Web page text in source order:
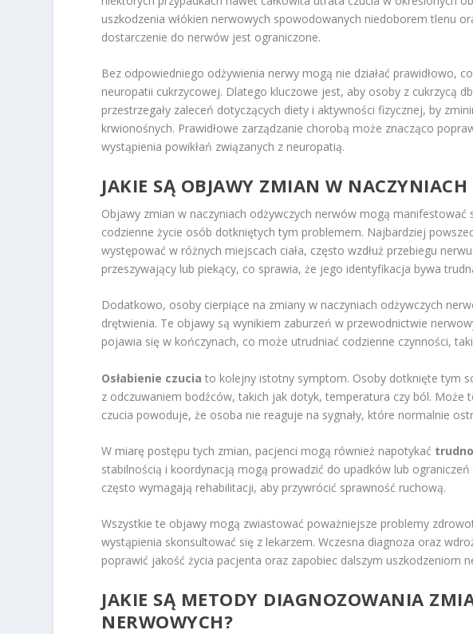
uszkodzenia włókien nerwowych spowodowanych niedoborem tlenu
dostarczenie do nerwów jest ograniczone.
Bez odpowiedniego odżywienia nerwy mogą nie działać prawidłowo,
neuropatii cukrzycowej. Dlatego kluczowe jest, aby osoby z cukrzycą
przestrzegały zaleceń dotyczących diety i aktywności fizycznej, by
krwionośnych. Prawidłowe zarządzanie chorobą może znacząco
wystąpienia powikłań związanych z neuropatią.
JAKIE SĄ OBJAWY ZMIAN W
Objawy zmian w naczyniach odżywczych nerwów mogą manifestować
codzienne życie osób dotkniętych tym problemem. Najbardziej
występować w różnych miejscach ciała, często wzdłuż przebiegu
przeszywający lub piekący, co sprawia, że jego identyfikacja bywa
Dodatkowo, osoby cierpiące na zmiany w naczyniach odżywczych
drętwienia. Te objawy są wynikiem zaburzeń w przewodnictwie
pojawia się w kończynach, co może utrudniać codzienne czynności,
Osłabienie czucia to kolejny istotny symptom. Osoby dotknięte tym
z odczuwaniem bodźców, takich jak dotyk, temperatura czy ból. Może
czucia powoduje, że osoba nie reaguje na sygnały, które normalnie
W miarę postępu tych zmian, pacjenci mogą również napotykać
stabilnością i koordynacją mogą prowadzić do upadków lub
często wymagają rehabilitacji, aby przywrócić sprawność ruchową.
Wszystkie te objawy mogą zwiastować poważniejsze problemy
wystąpienia skonsultować się z lekarzem. Wczesna diagnoza oraz
poprawić jakość życia pacjenta oraz zapobiec dalszym uszkodzeniom
JAKIE SĄ METODY DIAGNOZOWANIA
NERWOWYCH?